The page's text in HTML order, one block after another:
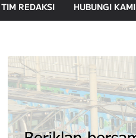
TIM REDAKSI HUBUNGI KAMI